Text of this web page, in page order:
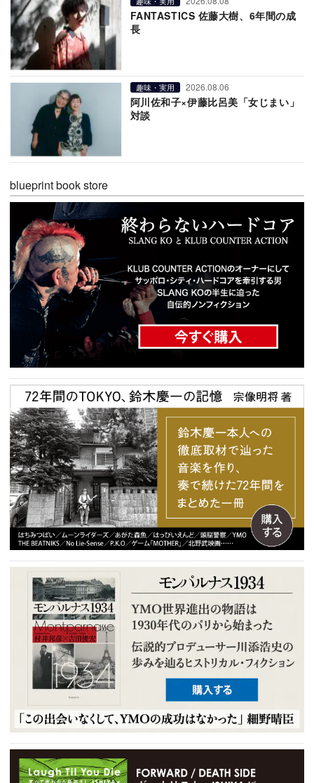
FANTASTICS 佐藤大樹、6年間の成
長
趣味・実用 2026.08.06
阿川佐和子×伊藤比呂美「女じまい」
対談
blueprint book store